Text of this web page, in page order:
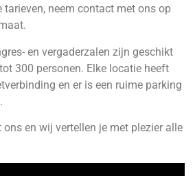
neem contact met ons op
en vergaderzalen zijn geschikt
300 personen. Elke locatie heeft
en er is een ruime parking
ons en wij vertellen je met plezier alle